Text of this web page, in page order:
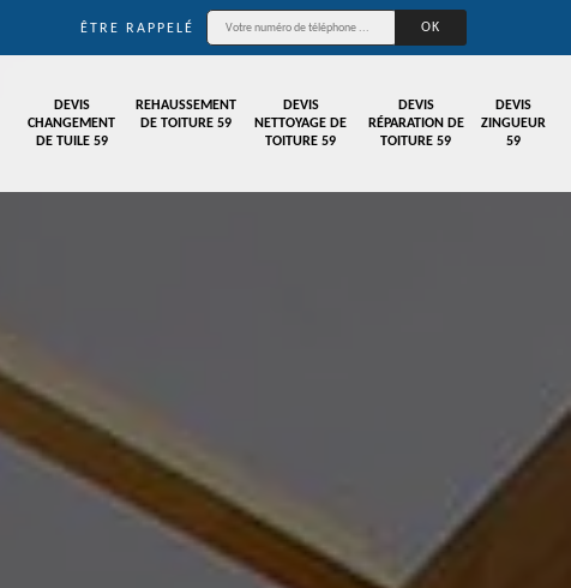
ÊTRE RAPPELÉ
DEVIS
CHANGEMENT
DE TUILE 59
REHAUSSEMENT
DE TOITURE 59
DEVIS
NETTOYAGE DE
TOITURE 59
DEVIS
RÉPARATION DE
TOITURE 59
DEVIS
ZINGUEUR
59